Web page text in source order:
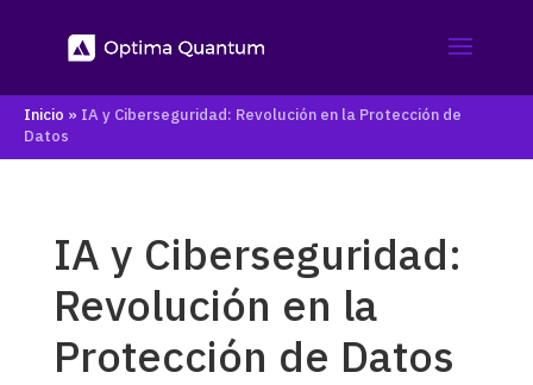
Inicio » IA y Ciberseguridad: Revolución en la Protección de
Datos
IA y Ciberseguridad:
Revolución en la
Protección de Datos